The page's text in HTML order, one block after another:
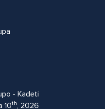
- Kadeti
10th, 2026